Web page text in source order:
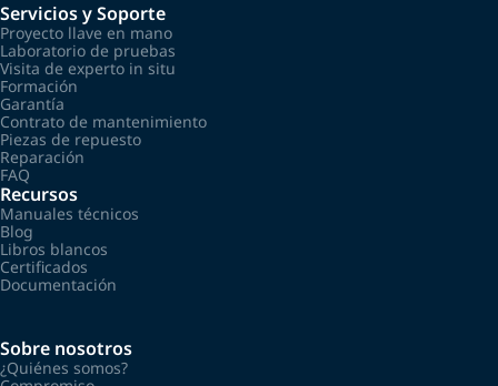
Servicios y Soporte
Proyecto llave en mano
Laboratorio de pruebas
Visita de experto in situ
Formación
Garantía
Contrato de mantenimiento
Piezas de repuesto
Reparación
FAQ
Recursos
Manuales técnicos
Blog
Libros blancos
Certificados
Documentación
Sobre nosotros
¿Quiénes somos?